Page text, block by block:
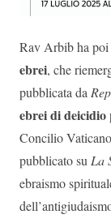
Rav Arbib ha
ebrei, che
pubblicata da
ebrei di deicidio
Concilio
pubblicato suLa
ebraismo